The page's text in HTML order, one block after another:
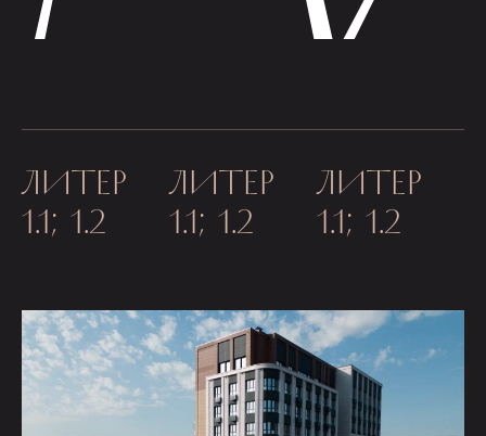
ЛИТЕР
1.1; 1.2
ЛИТЕР
1.1; 1.2
ЛИТЕР
1.1; 1.2